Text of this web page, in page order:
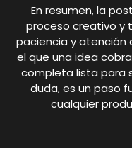
En resumen, la
proceso creativo y
paciencia y atención
el que una idea
completa lista para
duda, es un paso
cualquier